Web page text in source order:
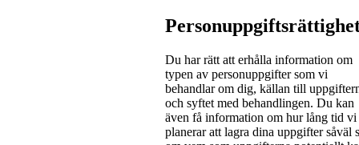
Du har rätt att erhålla information om
typen av personuppgifter som vi
behandlar om dig, källan till
och syftet med behandlingen. Du kan
även få information om hur lång tid vi
planerar att lagra dina uppgifter såväl